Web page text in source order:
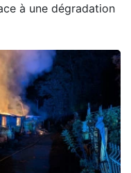
à une dégradation